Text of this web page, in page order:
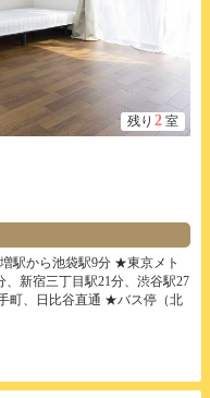
残り 2 室
駅から池袋駅9分 ★東京メト
新宿三丁目駅21分、渋谷駅27
町、日比谷直通 ★バス停（北